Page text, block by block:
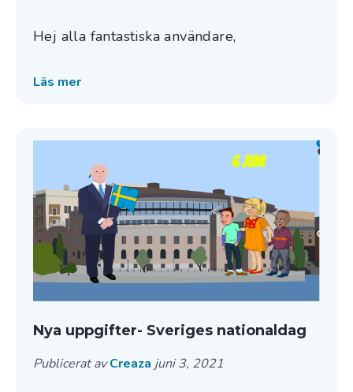
Hej alla fantastiska användare,
Läs mer
Nya uppgifter- Sveriges nationaldag
Publicerat avCreaza juni 3, 2021